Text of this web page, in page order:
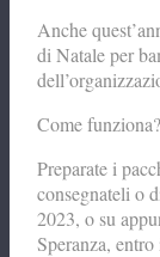
Anche
di Natale per
Come funziona?
Preparate i
consegnateli o
2023, o su
Speranza,